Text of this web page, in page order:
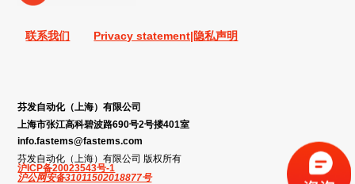
联系我们 Privacy statement|隐私声明
芬发自动化（上海）有限公司
上海市张江高科碧波路690号2号搂401室
info.fastems@fastems.com
芬发自动化（上海）有限公司 版权所有
沪ICP备20023543号-1
沪公网安备31011502018877号